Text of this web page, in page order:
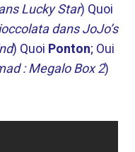
Lucky Star) Quoi
dans JoJo’s
) Quoi Ponton; Oui
: Megalo Box 2)